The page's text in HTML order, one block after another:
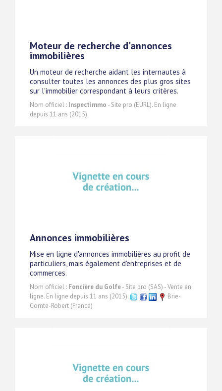
Moteur de recherche d'annonces
immobilières
Un moteur de recherche aidant les internautes à
consulter toutes les annonces des plus gros sites
sur l'immobilier correspondant à leurs critères.
Nom officiel : Inspectimmo - Site pro (EURL). En ligne
depuis 11 ans (2015).
Annonces immobilières
Mise en ligne d'annonces immobilières au profit de
particuliers, mais également d'entreprises et de
commerces.
Nom officiel : Foncière du Golfe- Site pro (SAS) - Vente en
ligne. En ligne depuis 11 ans (2015).
Brie-
Comte-Robert (France)